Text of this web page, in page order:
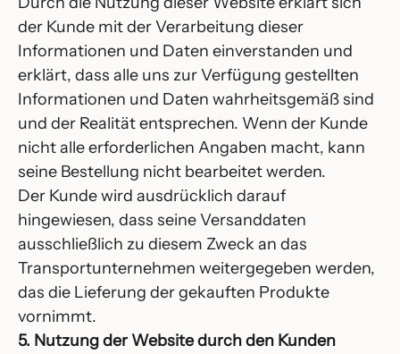
der Kunde mit der Verarbeitung dieser
Informationen und Daten einverstanden und
erklärt, dass alle uns zur Verfügung gestellten
Informationen und Daten wahrheitsgemäß sind
und der Realität entsprechen. Wenn der Kunde
nicht alle erforderlichen Angaben macht, kann
seine Bestellung nicht bearbeitet werden.
Der Kunde wird ausdrücklich darauf
hingewiesen, dass seine Versanddaten
ausschließlich zu diesem Zweck an das
Transportunternehmen weitergegeben werden,
das die Lieferung der gekauften Produkte
vornimmt.
5. Nutzung der Website durch den Kunden